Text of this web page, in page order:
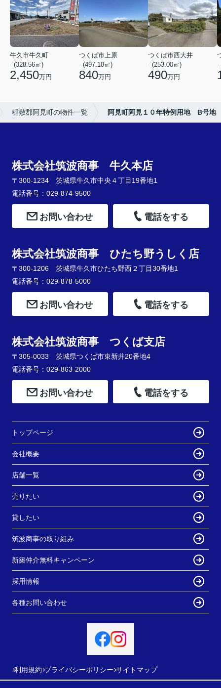
牛久市牛久町
- (328.56㎡)
2,450万円
つくば市上原
- (497.18㎡)
840万円
つくば市西大井
- (253.00㎡)
490万円
-
稲敷郡阿見町の物件一覧 阿見町阿見１０年特例用地 B号地
株式会社筑波商事 牛久本店
〒300-1234 茨城県牛久市中央４丁目19番地1
電話番号：029-874-9500
お問い合わせ 電話をする
株式会社筑波商事 ひたち野うしく店
〒300-1206 茨城県牛久市ひたち野西２丁目30番地1
電話番号：029-878-5000
お問い合わせ 電話をする
株式会社筑波商事 つくば支店
〒305-0033 茨城県つくば市東新井20番地4
電話番号：029-863-2000
お問い合わせ 電話をする
トップページ
会社概要
店舗一覧
売りたい
貸したい
筑波商事の取り組み
新築仲介無料キャンペーン
採用情報
各種お問い合わせ
利用規約 プライバシーポリシー サイトマップ